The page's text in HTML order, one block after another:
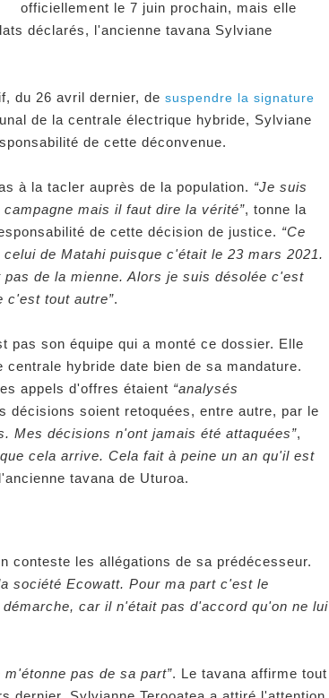
officiellement le 7 juin prochain, mais elle
déclarés, l'ancienne tavana Sylviane
du 26 avril dernier, de suspendre la signature
de la centrale électrique hybride, Sylviane
de cette déconvenue.
à la tacler auprès de la population. “Je suis
mais il faut dire la vérité”, tonne la
de cette décision de justice. “Ce
de Matahi puisque c'était le 23 mars 2021.
de la mienne. Alors je suis désolée c'est
c'est tout autre”.
pas son équipe qui a monté ce dossier. Elle
hybride date bien de sa mandature.
appels d'offres étaient “analysés
décisions soient retoquées, entre autre, par le
Mes décisions n'ont jamais été attaquées”,
cela arrive. Cela fait à peine un an qu'il est
tavana de Uturoa.
conteste les allégations de sa prédécesseur.
société Ecowatt. Pour ma part c'est le
car il n'était pas d'accord qu'on ne lui
pas de sa part”. Le tavana affirme tout